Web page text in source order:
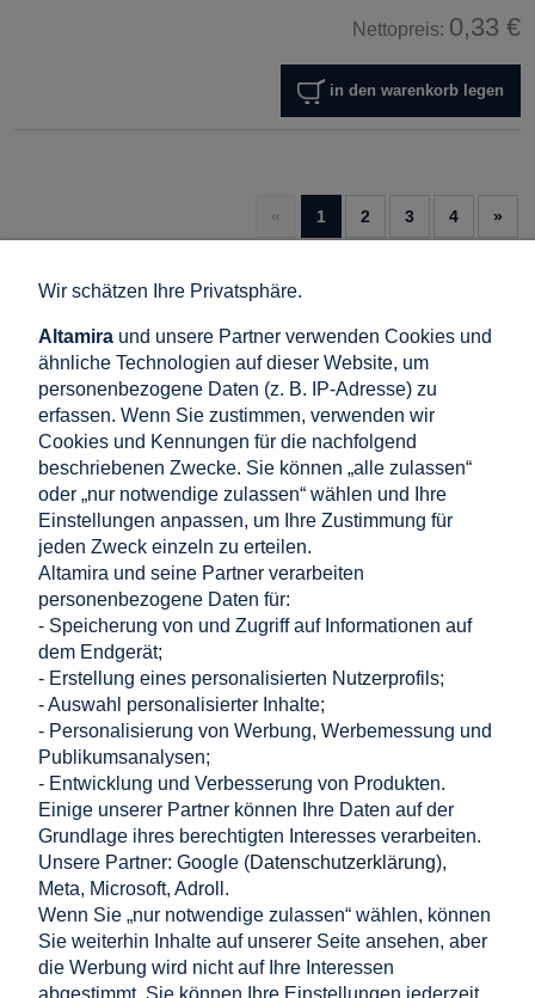
Nettopreis: 0,33 €
in den warenkorb legen
« 1 2 3 4 »
Photovoltaik-Zubehör
Die Kategorie Photovoltaik-Zubehör umfasst essentielle
Komponenten für die Installation und Wartung von
Solaranlagen.
Innerhalb dieser Kategorie finden sich spezialisierte
Untergruppen wie Adapter für die Verbindung
verschiedener Teile der Solaranlage,Klemmen
zur
Befestigung und Sicherung der Panels und Kabel, sowie
Dichtungen und Abdeckungenzum Schutz gegen
Witterungseinflüsse und zur Gewährleistung der
Langlebigkeit der Installation.
Diese Zubehörteile sind entscheidend für die Effizienz und
Zuverlässigkeit von Photovoltaik-Systemen.
Einkaufen
Hilfe
Mein Konto
Information
KONTAKT
Altamira Sp. z o. o.
Wir schätzen Ihre Privatsphäre.
Altamira und unsere Partner verwenden Cookies und
ähnliche Technologien auf dieser Website, um
personenbezogene Daten (z. B. IP-Adresse) zu
erfassen. Wenn Sie zustimmen, verwenden wir
Cookies und Kennungen für die nachfolgend
beschriebenen Zwecke. Sie können „alle zulassen“
oder „nur notwendige zulassen“ wählen und Ihre
Einstellungen anpassen, um Ihre Zustimmung für
jeden Zweck einzeln zu erteilen.
Altamira und seine Partner verarbeiten
personenbezogene Daten für:
- Speicherung von und Zugriff auf Informationen auf
dem Endgerät;
- Erstellung eines personalisierten Nutzerprofils;
- Auswahl personalisierter Inhalte;
- Personalisierung von Werbung, Werbemessung und
Publikumsanalysen;
- Entwicklung und Verbesserung von Produkten.
Einige unserer Partner können Ihre Daten auf der
Grundlage ihres berechtigten Interesses verarbeiten.
Unsere Partner: Google (Datenschutzerklärung),
Meta, Microsoft, Adroll.
Wenn Sie „nur notwendige zulassen“ wählen, können
Sie weiterhin Inhalte auf unserer Seite ansehen, aber
die Werbung wird nicht auf Ihre Interessen